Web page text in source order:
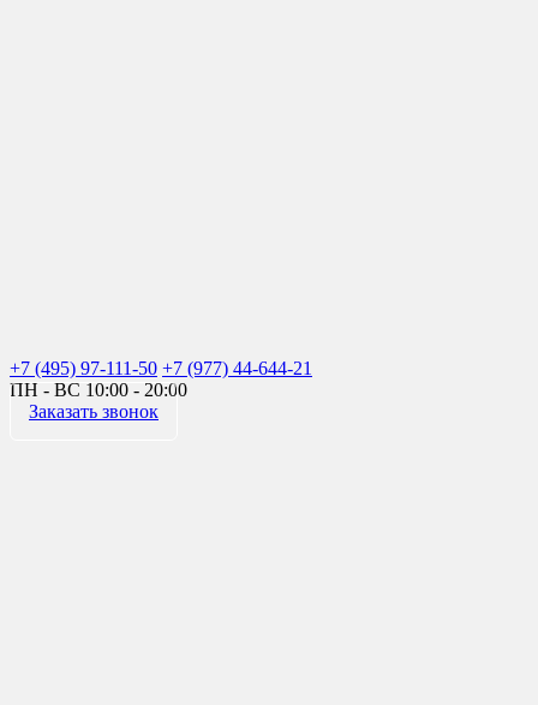
+7 (495) 97-111-50 +7 (977) 44-644-21
ПН - ВС 10:00 - 20:00
Заказать звонок